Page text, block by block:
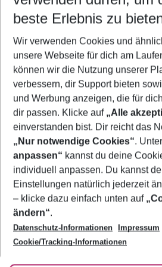
5-8 Nächte
2 Erwachsene Keine Kinder
Mehr Filter
Footer
Footer navigation
Über uns
AGB
Bestpreisgarantie
Cookie-Einstellungen ändern
Cookie-Richtlinie
Agenturbetreuung
Barrierefreies Reisen
Folge uns
beste Erlebnis zu
Wir verwenden Cookies und
unsere Webseite für dich am
können wir die Nutzung unserer
verbessern, dir Support bieten
und Werbung anzeigen, die für
dir passen. Klicke auf „Alle
einverstanden bist. Dir reicht das
„Nur notwendige Cookies“. Unter
anpassen“ kannst du deine
individuell anpassen. Du kannst
Einstellungen natürlich jederzeit
– klicke dazu einfach unten auf
ändern“.
Datenschutz-Informationen
Impressum
Cookie/Tracking-Informationen